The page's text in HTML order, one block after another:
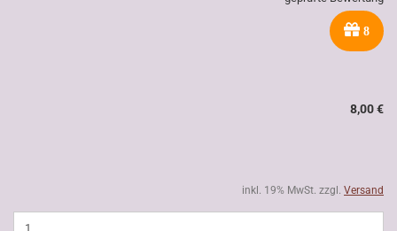
8
8,00 €
inkl. 19% MwSt. zzgl. Versand